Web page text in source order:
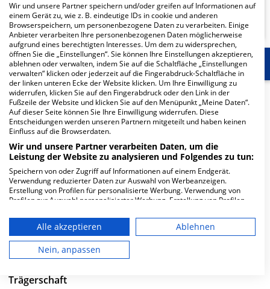
KLINIKEN FINDEN
Start Für die Klinik Weitere Fachabteilungen
Herzlich Willkommen
Klinikum Lippe Lemgo in der Rintelner Straße 85 ist ein
mittelgroßes Krankenhaus in Lemgo. Mit einer Kapazität
von 444 Betten werden in den spezialisierten
Fachabteilungen pro Jahr etwa 12.751 medizinische Fälle
behandelt und therapiert.
Besuchszeiten
0 bis 23 Uhr
Trägerschaft
Wir und unsere Partner speichern und/oder greifen auf Informationen auf
einem Gerät zu, wie z. B. eindeutige IDs in cookie und anderen
Browserspeichern, um personenbezogene Daten zu verarbeiten. Einige
Anbieter verarbeiten Ihre personenbezogenen Daten möglicherweise
aufgrund eines berechtigten Interesses. Um dem zu widersprechen,
öffnen Sie die „Einstellungen“. Sie können Ihre Einstellungen akzeptieren,
ablehnen oder verwalten, indem Sie auf die Schaltfläche „Einstellungen
verwalten“ klicken oder jederzeit auf die Fingerabdruck-Schaltfläche in
der linken unteren Ecke der Website klicken. Um Ihre Einwilligung zu
widerrufen, klicken Sie auf den Fingerabdruck oder den Link in der
Fußzeile der Website und klicken Sie auf den Menüpunkt „Meine Daten“.
Auf dieser Seite können Sie Ihre Einwilligung widerrufen. Diese
Entscheidungen werden unseren Partnern mitgeteilt und haben keinen
Einfluss auf die Browserdaten.
Wir und unsere Partner verarbeiten Daten, um die
Leistung der Website zu analysieren und Folgendes zu tun:
Speichern von oder Zugriff auf Informationen auf einem Endgerät.
Verwendung reduzierter Daten zur Auswahl von Werbeanzeigen.
Erstellung von Profilen für personalisierte Werbung. Verwendung von
Profilen zur Auswahl personalisierter Werbung. Erstellung von Profilen
personalisierter Inhalte. Messung der Werbeleistung. Messung der
Performance von Inhalten. Analyse von Zielgruppen durch Statistiken
oder Kombinationen von Daten aus verschiedenen Quellen. Entwicklung
und Verbesserung der Angebote. Verwendung reduzierter Daten zur
Auswahl von Inhalten.
die USA gesendet werden.
Alle akzeptieren
Ablehnen
Nein, anpassen